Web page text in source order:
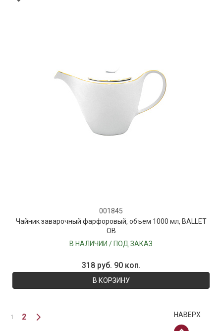
001845
Чайник заварочный фарфоровый, объем 1000 мл, BALLET
OB
В НАЛИЧИИ / ПОД ЗАКАЗ
318 руб. 90 коп.
В КОРЗИНУ
1 2 НАВЕРХ